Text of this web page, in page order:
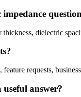
dielectric
requests,
useful answer?